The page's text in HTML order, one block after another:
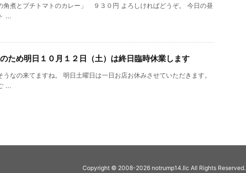
角煮とプチトマトのカレー」 ９３０円 よろしければどうぞ。 今日の昼
...
ため明日１０月１２日（土）は終日臨時休業します
うなの来てますね。 明日土曜日は一日お店お休みさせていただきます。
...
Copyright © 2008-2026 notrump14.llc All Rights Reserved.